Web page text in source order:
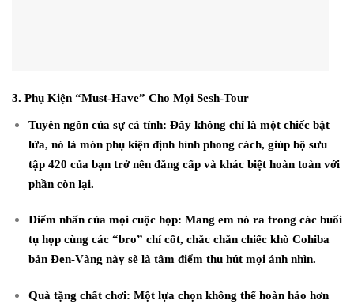
3. Phụ Kiện “Must-Have” Cho Mọi Sesh-Tour
Tuyên ngôn của sự cá tính: Đây không chỉ là một chiếc bật
lửa, nó là món phụ kiện định hình phong cách, giúp bộ sưu
tập 420 của bạn trở nên đẳng cấp và khác biệt hoàn toàn với
phần còn lại.
Điểm nhấn của mọi cuộc họp: Mang em nó ra trong các buổi
tụ họp cùng các “bro” chí cốt, chắc chắn chiếc khò Cohiba
bản Đen-Vàng này sẽ là tâm điểm thu hút mọi ánh nhìn.
Quà tặng chất chơi: Một lựa chọn không thể hoàn hảo hơn